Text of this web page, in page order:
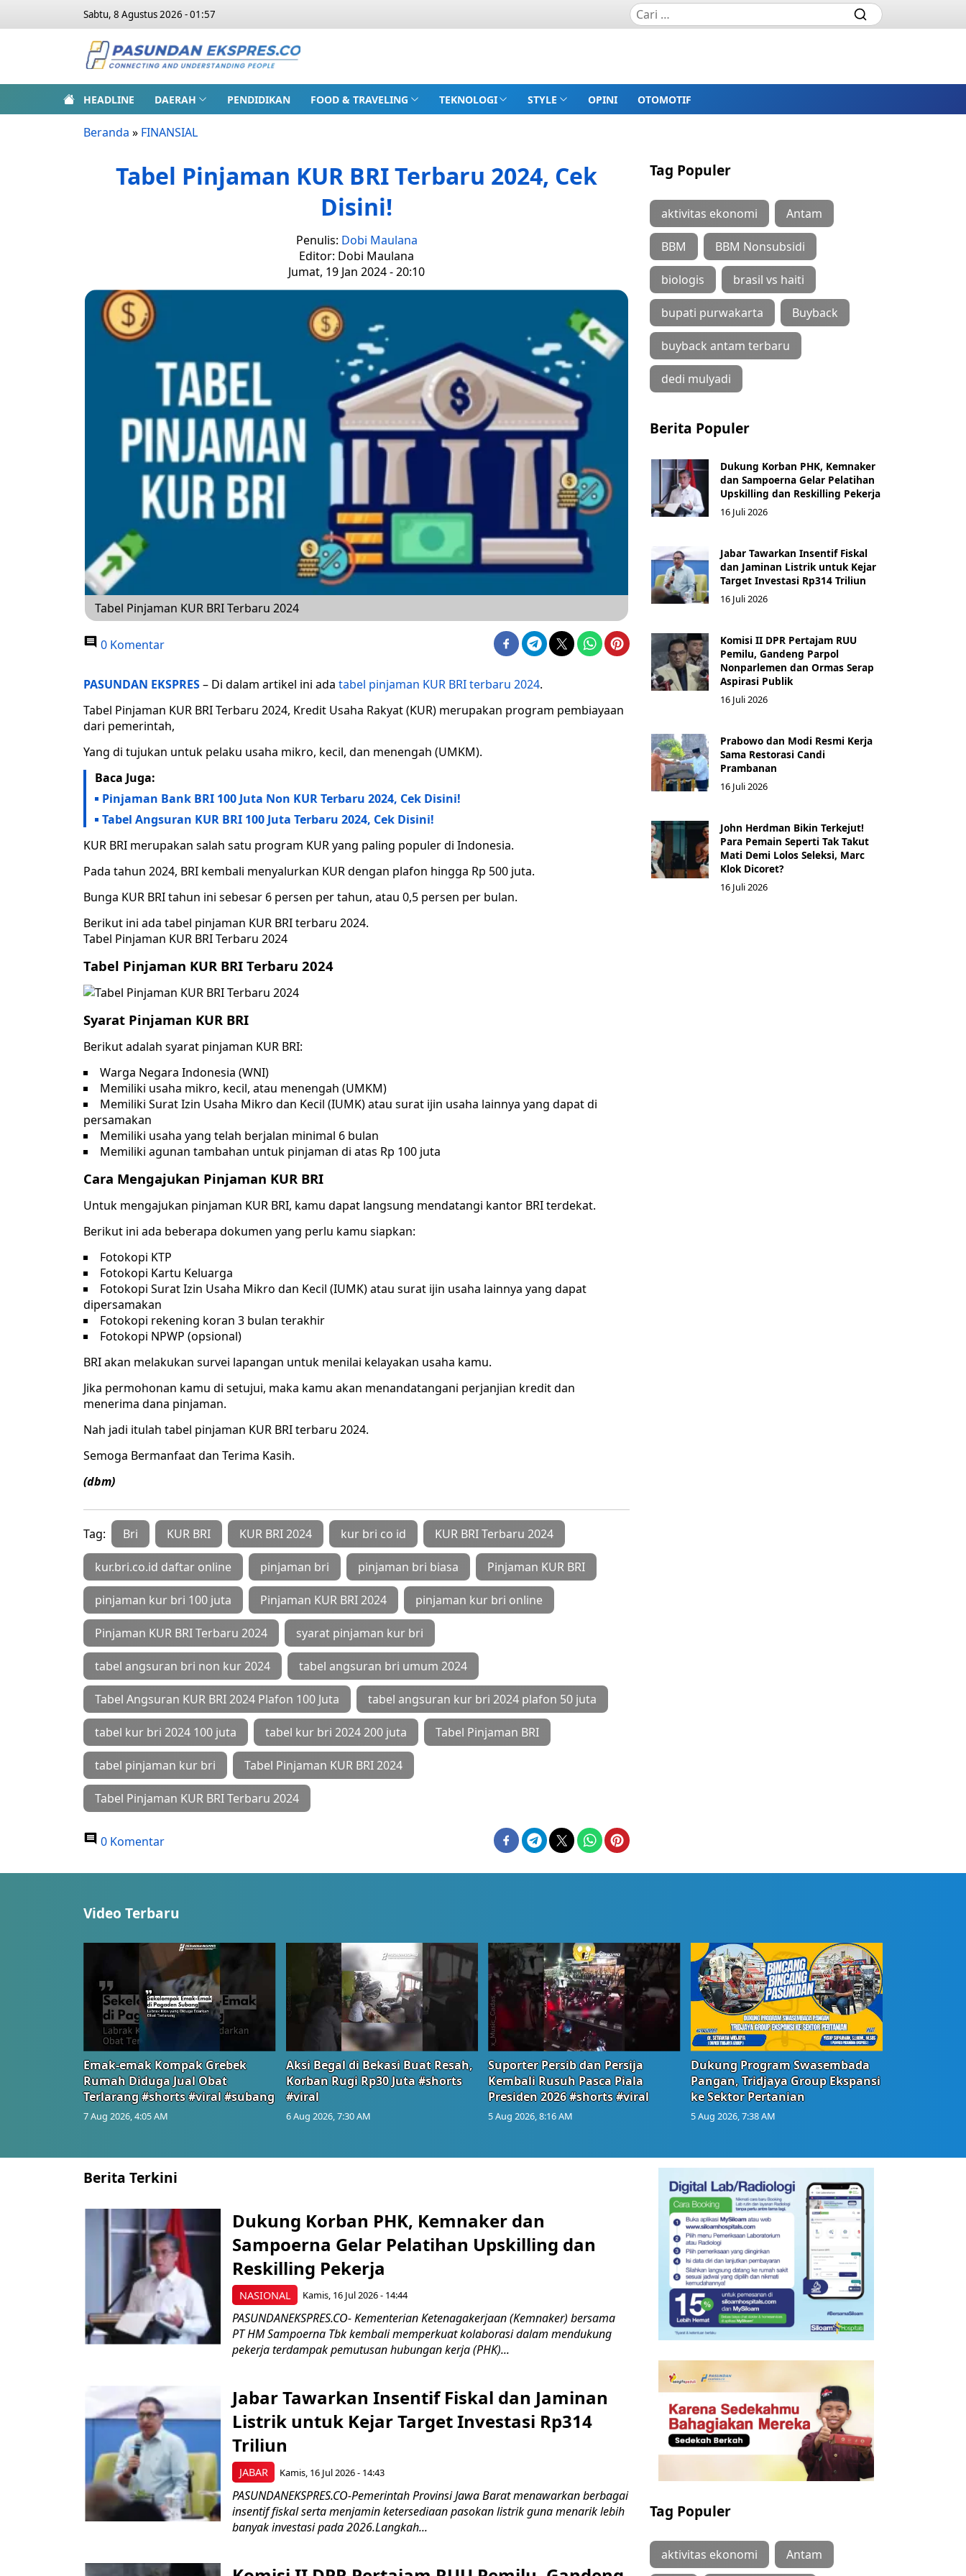
Sabtu, 8 Agustus 2026 - 01:57
HEADLINE DAERAH PENDIDIKAN FOOD & TRAVELING TEKNOLOGI STYLE OPINI OTOMOTIF
Beranda » FINANSIAL
Tabel Pinjaman KUR BRI Terbaru 2024, Cek
Disini!
Penulis: Dobi Maulana
Editor: Dobi Maulana
Jumat, 19 Jan 2024 - 20:10
Tabel Pinjaman KUR BRI Terbaru 2024
0 Komentar
PASUNDAN EKSPRES– Di dalam artikel ini ada tabel pinjaman KUR BRI terbaru 2024.
Tabel Pinjaman KUR BRI Terbaru 2024, Kredit Usaha Rakyat (KUR) merupakan program pembiayaan
dari pemerintah,
Yang di tujukan untuk pelaku usaha mikro, kecil, dan menengah (UMKM).
Baca Juga:
Pinjaman Bank BRI 100 Juta Non KUR Terbaru 2024, Cek Disini!
Tabel Angsuran KUR BRI 100 Juta Terbaru 2024, Cek Disini!
KUR BRI merupakan salah satu program KUR yang paling populer di Indonesia.
Pada tahun 2024, BRI kembali menyalurkan KUR dengan plafon hingga Rp 500 juta.
Bunga KUR BRI tahun ini sebesar 6 persen per tahun, atau 0,5 persen per bulan.
Berikut ini ada tabel pinjaman KUR BRI terbaru 2024.
Tabel Pinjaman KUR BRI Terbaru 2024
Tabel Pinjaman KUR BRI Terbaru 2024
Syarat Pinjaman KUR BRI
Berikut adalah syarat pinjaman KUR BRI:
Warga Negara Indonesia (WNI)
Memiliki usaha mikro, kecil, atau menengah (UMKM)
Memiliki Surat Izin Usaha Mikro dan Kecil (IUMK) atau surat ijin usaha lainnya yang dapat di
persamakan
Memiliki usaha yang telah berjalan minimal 6 bulan
Memiliki agunan tambahan untuk pinjaman di atas Rp 100 juta
Cara Mengajukan Pinjaman KUR BRI
Untuk mengajukan pinjaman KUR BRI, kamu dapat langsung mendatangi kantor BRI terdekat.
Berikut ini ada beberapa dokumen yang perlu kamu siapkan:
Fotokopi KTP
Fotokopi Kartu Keluarga
Fotokopi Surat Izin Usaha Mikro dan Kecil (IUMK) atau surat ijin usaha lainnya yang dapat
dipersamakan
Fotokopi rekening koran 3 bulan terakhir
Fotokopi NPWP (opsional)
BRI akan melakukan survei lapangan untuk menilai kelayakan usaha kamu.
Jika permohonan kamu di setujui, maka kamu akan menandatangani perjanjian kredit dan
menerima dana pinjaman.
Nah jadi itulah tabel pinjaman KUR BRI terbaru 2024.
Semoga Bermanfaat dan Terima Kasih.
(dbm)
Tag: Bri KUR BRI KUR BRI 2024 kur bri co id KUR BRI Terbaru 2024
kur.bri.co.id daftar online pinjaman bri pinjaman bri biasa Pinjaman KUR BRI
pinjaman kur bri 100 juta Pinjaman KUR BRI 2024 pinjaman kur bri online
Pinjaman KUR BRI Terbaru 2024 syarat pinjaman kur bri
tabel angsuran bri non kur 2024 tabel angsuran bri umum 2024
Tabel Angsuran KUR BRI 2024 Plafon 100 Juta tabel angsuran kur bri 2024 plafon 50 juta
tabel kur bri 2024 100 juta tabel kur bri 2024 200 juta Tabel Pinjaman BRI
tabel pinjaman kur bri Tabel Pinjaman KUR BRI 2024
Tabel Pinjaman KUR BRI Terbaru 2024
0 Komentar
Tag Populer
aktivitas ekonomi Antam
BBM BBM Nonsubsidi
biologis brasil vs haiti
bupati purwakarta Buyback
buyback antam terbaru
dedi mulyadi
Berita Populer
Dukung Korban PHK, Kemnaker
dan Sampoerna Gelar Pelatihan
Upskilling dan Reskilling Pekerja
16 Juli 2026
Jabar Tawarkan Insentif Fiskal
dan Jaminan Listrik untuk Kejar
Target Investasi Rp314 Triliun
16 Juli 2026
Komisi II DPR Pertajam RUU
Pemilu, Gandeng Parpol
Nonparlemen dan Ormas Serap
Aspirasi Publik
16 Juli 2026
Prabowo dan Modi Resmi Kerja
Sama Restorasi Candi
Prambanan
16 Juli 2026
John Herdman Bikin Terkejut!
Para Pemain Seperti Tak Takut
Mati Demi Lolos Seleksi, Marc
Klok Dicoret?
16 Juli 2026
Video Terbaru
Emak-emak Kompak Grebek
Rumah Diduga Jual Obat
Terlarang #shorts #viral #subang
7 Aug 2026, 4:05 AM
Aksi Begal di Bekasi Buat Resah,
Korban Rugi Rp30 Juta #shorts
#viral
6 Aug 2026, 7:30 AM
Suporter Persib dan Persija
Kembali Rusuh Pasca Piala
Presiden 2026 #shorts #viral
5 Aug 2026, 8:16 AM
Dukung Program Swasembada
Pangan, Tridjaya Group Ekspansi
ke Sektor Pertanian
5 Aug 2026, 7:38 AM
Berita Terkini
NASIONAL
Dukung Korban PHK, Kemnaker dan
Sampoerna Gelar Pelatihan Upskilling dan
Reskilling Pekerja
Kamis, 16 Jul 2026 - 14:44
PASUNDANEKSPRES.CO- Kementerian Ketenagakerjaan (Kemnaker) bersama
PT HM Sampoerna Tbk kembali memperkuat kolaborasi dalam mendukung
pekerja terdampak pemutusan hubungan kerja (PHK)...
JABAR
Jabar Tawarkan Insentif Fiskal dan Jaminan
Listrik untuk Kejar Target Investasi Rp314
Triliun
Kamis, 16 Jul 2026 - 14:43
PASUNDANEKSPRES.CO-Pemerintah Provinsi Jawa Barat menawarkan berbagai
insentif fiskal serta menjamin ketersediaan pasokan listrik guna menarik lebih
banyak investasi pada 2026.Langkah...
Tag Populer
aktivitas ekonomi Antam